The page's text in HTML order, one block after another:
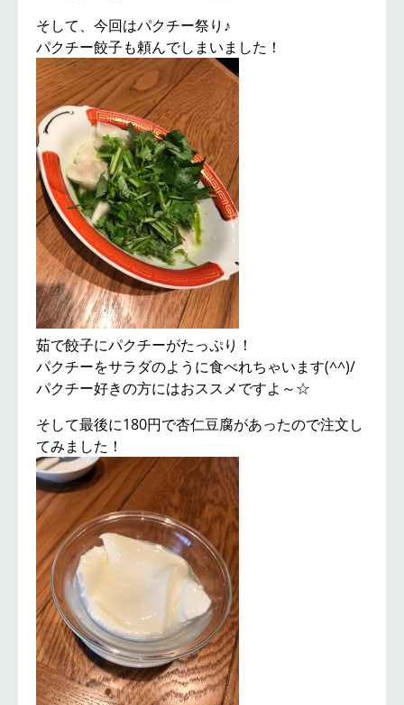
そして、今回はパクチー祭り♪
パクチー餃子も頼んでしまいました！
茹で餃子にパクチーがたっぷり！
パクチーをサラダのように食べれちゃいます(^^)/
パクチー好きの方にはおススメですよ～☆
そして最後に180円で杏仁豆腐があったので注文し
てみました！